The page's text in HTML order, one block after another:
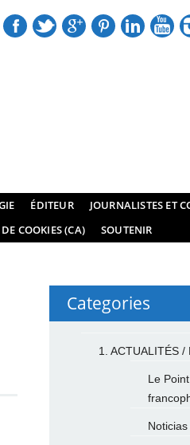
ÉDITEUR
JOURNALISTES ET
COOKIES (CA) SOUTENIR
Categories
1. ACTUALITÉS /
Le